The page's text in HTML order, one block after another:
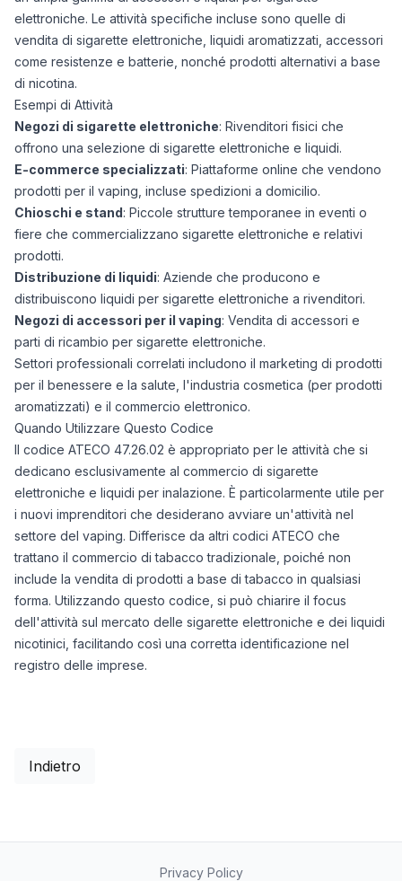
elettroniche. Le attività specifiche incluse sono quelle di
vendita di sigarette elettroniche, liquidi aromatizzati, accessori
come resistenze e batterie, nonché prodotti alternativi a base
di nicotina.
Esempi di Attività
Negozi di sigarette elettroniche: Rivenditori fisici che
offrono una selezione di sigarette elettroniche e liquidi.
E-commerce specializzati: Piattaforme online che vendono
prodotti per il vaping, incluse spedizioni a domicilio.
Chioschi e stand: Piccole strutture temporanee in eventi o
fiere che commercializzano sigarette elettroniche e relativi
prodotti.
Distribuzione di liquidi: Aziende che producono e
distribuiscono liquidi per sigarette elettroniche a rivenditori.
Negozi di accessori per il vaping: Vendita di accessori e
parti di ricambio per sigarette elettroniche.
Settori professionali correlati includono il marketing di prodotti
per il benessere e la salute, l'industria cosmetica (per prodotti
aromatizzati) e il commercio elettronico.
Quando Utilizzare Questo Codice
Il codice ATECO 47.26.02 è appropriato per le attività che si
dedicano esclusivamente al commercio di sigarette
elettroniche e liquidi per inalazione. È particolarmente utile per
i nuovi imprenditori che desiderano avviare un'attività nel
settore del vaping. Differisce da altri codici ATECO che
trattano il commercio di tabacco tradizionale, poiché non
include la vendita di prodotti a base di tabacco in qualsiasi
forma. Utilizzando questo codice, si può chiarire il focus
dell'attività sul mercato delle sigarette elettroniche e dei liquidi
nicotinici, facilitando così una corretta identificazione nel
registro delle imprese.
Indietro
Privacy Policy